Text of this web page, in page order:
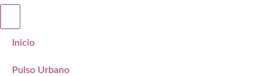
Inicio
Pulso Urbano